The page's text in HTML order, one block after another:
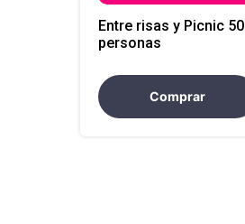
Entre risas y Picnic 50
personas
Comprar